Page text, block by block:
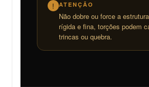
! ATENÇÃO
Não dobre ou force a
rígida e fina, torções podem
trincas ou quebra.